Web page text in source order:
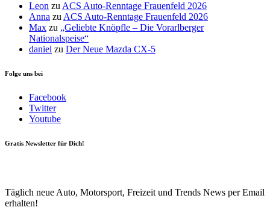
Leon zu ACS Auto-Renntage Frauenfeld 2026
Anna zu ACS Auto-Renntage Frauenfeld 2026
Max zu „Geliebte Knöpfle – Die Vorarlberger
Nationalspeise“
daniel zu Der Neue Mazda CX-5
Folge uns bei
Facebook
Twitter
Youtube
Gratis Newsletter für Dich!
Täglich neue Auto, Motorsport, Freizeit und Trends News per Email
erhalten!